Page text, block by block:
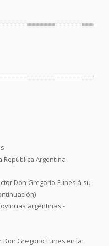
República Argentina
Don Gregorio Funes á su
argentinas -
Gregorio Funes en la